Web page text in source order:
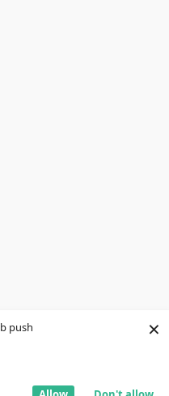
push
×
желаете можете да научите